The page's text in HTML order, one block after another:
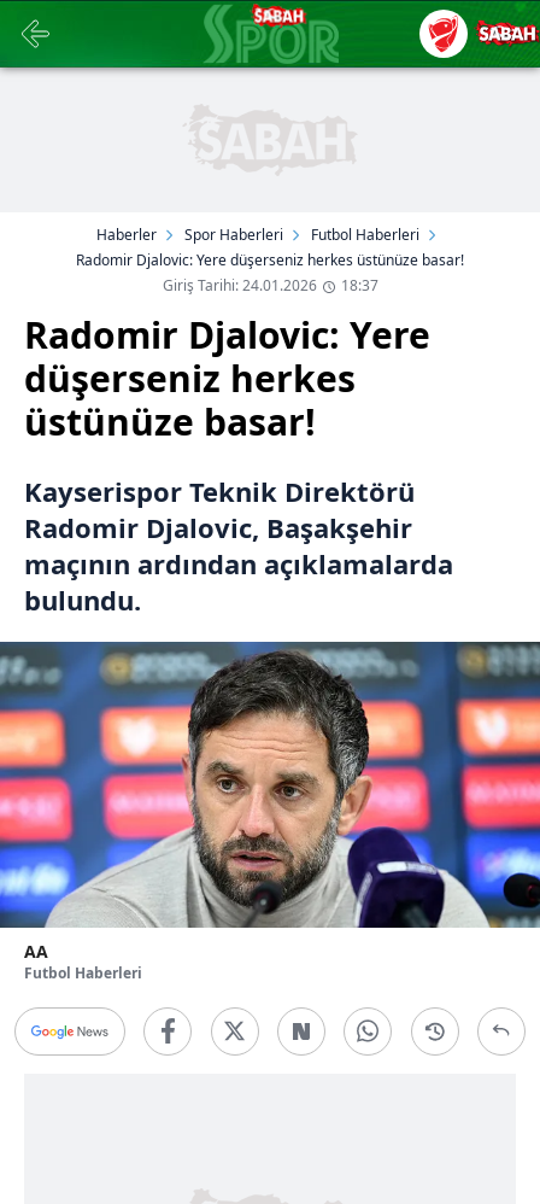
Haberler Spor Haberleri
Futbol Haberleri
Radomir Djalovic: Yere düşerseniz herkes üstünüze basar!
Giriş Tarihi: 24.01.2026
18:37
Radomir Djalovic: Yere
düşerseniz herkes
üstünüze basar!
Kayserispor Teknik Direktörü
Radomir Djalovic, Başakşehir
maçının ardından açıklamalarda
bulundu.
AA
Futbol Haberleri